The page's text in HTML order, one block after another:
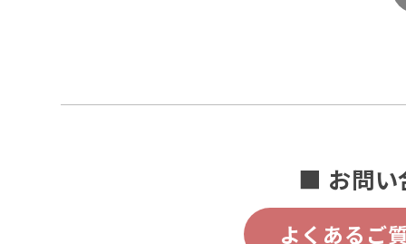
■ お問い
よくあるご